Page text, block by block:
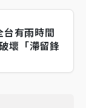
台有雨時間
壞「滯留鋒